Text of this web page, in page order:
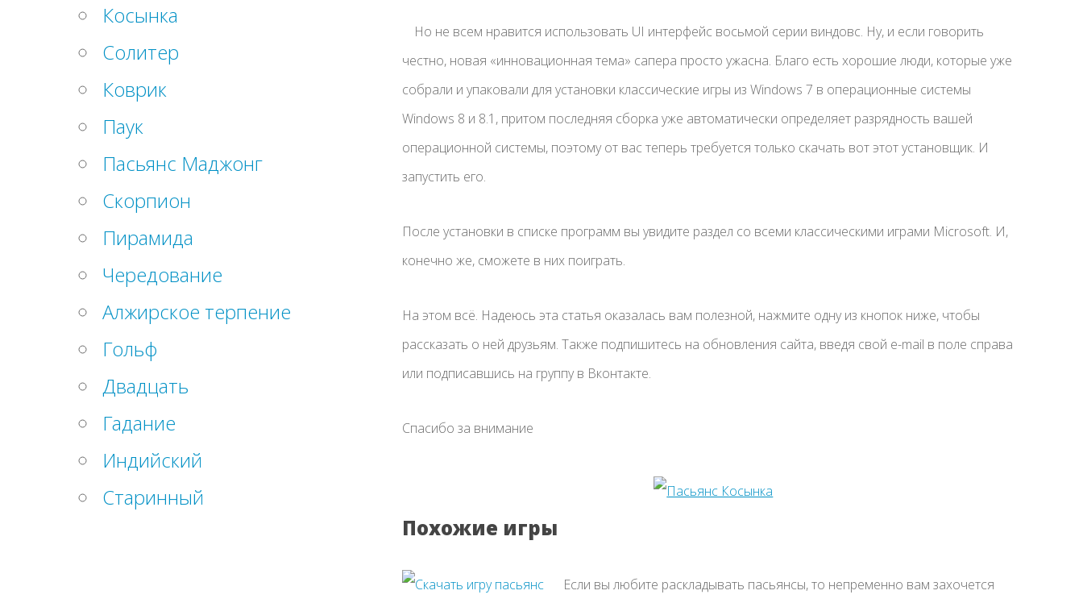
Косынка
Солитер
Коврик
Паук
Пасьянс Маджонг
Скорпион
Пирамида
Чередование
Алжирское терпение
Гольф
Двадцать
Гадание
Индийский
Старинный
Но не всем нравится использовать UI интерфейс восьмой серии виндовс. Ну, и если говорить
честно, новая «инновационная тема» сапера просто ужасна. Благо есть хорошие люди, которые уже
собрали и упаковали для установки классические игры из Windows 7 в операционные системы
Windows 8 и 8.1, притом последняя сборка уже автоматически определяет разрядность вашей
операционной системы, поэтому от вас теперь требуется только скачать вот этот установщик. И
запустить его.
После установки в списке программ вы увидите раздел со всеми классическими играми Microsoft. И,
конечно же, сможете в них поиграть.
На этом всё. Надеюсь эта статья оказалась вам полезной, нажмите одну из кнопок ниже, чтобы
рассказать о ней друзьям. Также подпишитесь на обновления сайта, введя свой e-mail в поле справа
или подписавшись на группу в Вконтакте.
Спасибо за внимание
Похожие игры
Если вы любите раскладывать пасьянсы, то непременно вам захочется